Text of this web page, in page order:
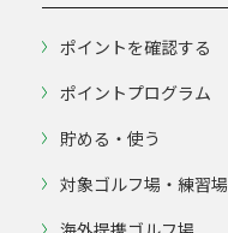
ポイントを確認する
ポイントプログラム
貯める・使う
対象ゴルフ場・練習場